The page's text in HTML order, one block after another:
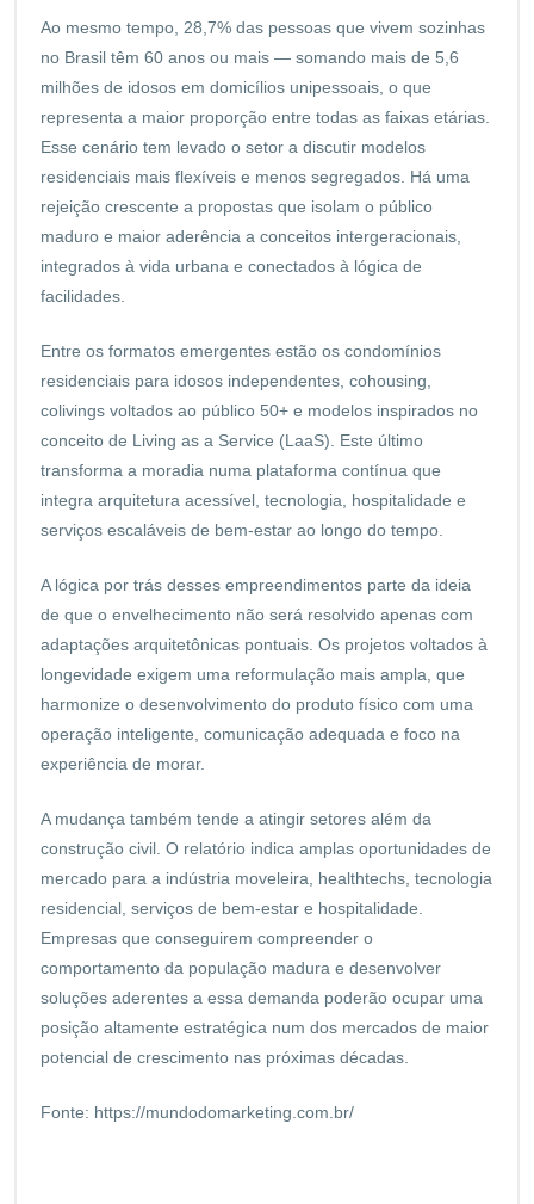
Ao mesmo tempo, 28,7% das pessoas que vivem sozinhas
no Brasil têm 60 anos ou mais — somando mais de 5,6
milhões de idosos em domicílios unipessoais, o que
representa a maior proporção entre todas as faixas etárias.
Esse cenário tem levado o setor a discutir modelos
residenciais mais flexíveis e menos segregados. Há uma
rejeição crescente a propostas que isolam o público
maduro e maior aderência a conceitos intergeracionais,
integrados à vida urbana e conectados à lógica de
facilidades.
Entre os formatos emergentes estão os condomínios
residenciais para idosos independentes, cohousing,
colivings voltados ao público 50+ e modelos inspirados no
conceito de Living as a Service (LaaS). Este último
transforma a moradia numa plataforma contínua que
integra arquitetura acessível, tecnologia, hospitalidade e
serviços escaláveis de bem-estar ao longo do tempo.
A lógica por trás desses empreendimentos parte da ideia
de que o envelhecimento não será resolvido apenas com
adaptações arquitetônicas pontuais. Os projetos voltados à
longevidade exigem uma reformulação mais ampla, que
harmonize o desenvolvimento do produto físico com uma
operação inteligente, comunicação adequada e foco na
experiência de morar.
A mudança também tende a atingir setores além da
construção civil. O relatório indica amplas oportunidades de
mercado para a indústria moveleira, healthtechs, tecnologia
residencial, serviços de bem-estar e hospitalidade.
Empresas que conseguirem compreender o
comportamento da população madura e desenvolver
soluções aderentes a essa demanda poderão ocupar uma
posição altamente estratégica num dos mercados de maior
potencial de crescimento nas próximas décadas.
Fonte: https://mundodomarketing.com.br/